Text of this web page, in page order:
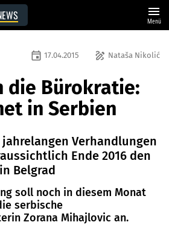
menu
Menü
draw Nataša Nikolić
event 17.04.2015
die Bürokratie:
in Serbien
jahrelangen Verhandlungen
Ende 2016 den
Belgrad
soll noch in diesem Monat
serbische
Zorana Mihajlovic an.